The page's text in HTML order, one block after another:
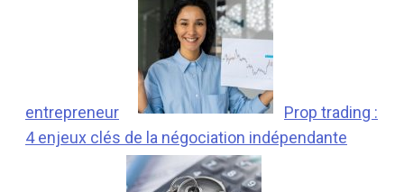
entrepreneur
Prop trading :
4 enjeux clés de la négociation indépendante